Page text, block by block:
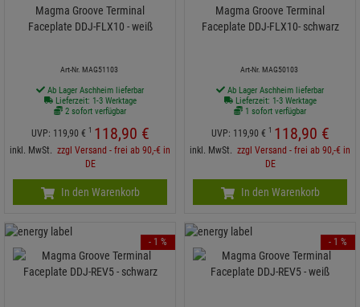
Magma Groove Terminal
Faceplate DDJ-FLX10 - weiß
Art-Nr. MAG51103
Ab Lager Aschheim lieferbar
Lieferzeit: 1-3 Werktage
2 sofort verfügbar
UVP: 119, 90 € 1 118,90 €
inkl. MwSt. zzgl Versand - frei ab 90,-€ in
DE
In den Warenkorb
Magma Groove Terminal
Faceplate DDJ-FLX10- schwarz
Art-Nr. MAG50103
Ab Lager Aschheim lieferbar
Lieferzeit: 1-3 Werktage
1 sofort verfügbar
UVP: 119, 90 € 1 118,90 €
inkl. MwSt. zzgl Versand - frei ab 90,-€ in
DE
In den Warenkorb
- 1 % - 1 %